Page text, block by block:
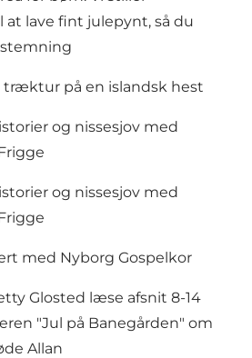
at lave fint julepynt, så du
træktur på en islandsk hest
og nissesjov med
og nissesjov med
med Nyborg Gospelkor
Glosted læse afsnit 8-14
"Jul på Banegården" om
Allan